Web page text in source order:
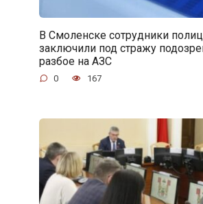
В Смоленске сотрудники
заключили под стражу
разбое на АЗС
0 167